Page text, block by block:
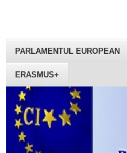
PARLAMENTUL EUROPEAN
ERASMUS+